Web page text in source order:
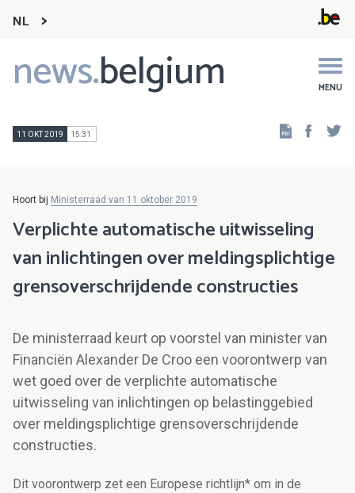
NL
news.belgium MENU
Main
navigation
11 OKT 2019 15:31
Hoort bij Ministerraad van 11 oktober 2019
Verplichte automatische uitwisseling
van inlichtingen over meldingsplichtige
grensoverschrijdende constructies
De ministerraad keurt op voorstel van minister van
Financiën Alexander De Croo een voorontwerp van
wet goed over de verplichte automatische
uitwisseling van inlichtingen op belastinggebied
over meldingsplichtige grensoverschrijdende
constructies.
Dit voorontwerp zet een Europese richtlijn* om in de